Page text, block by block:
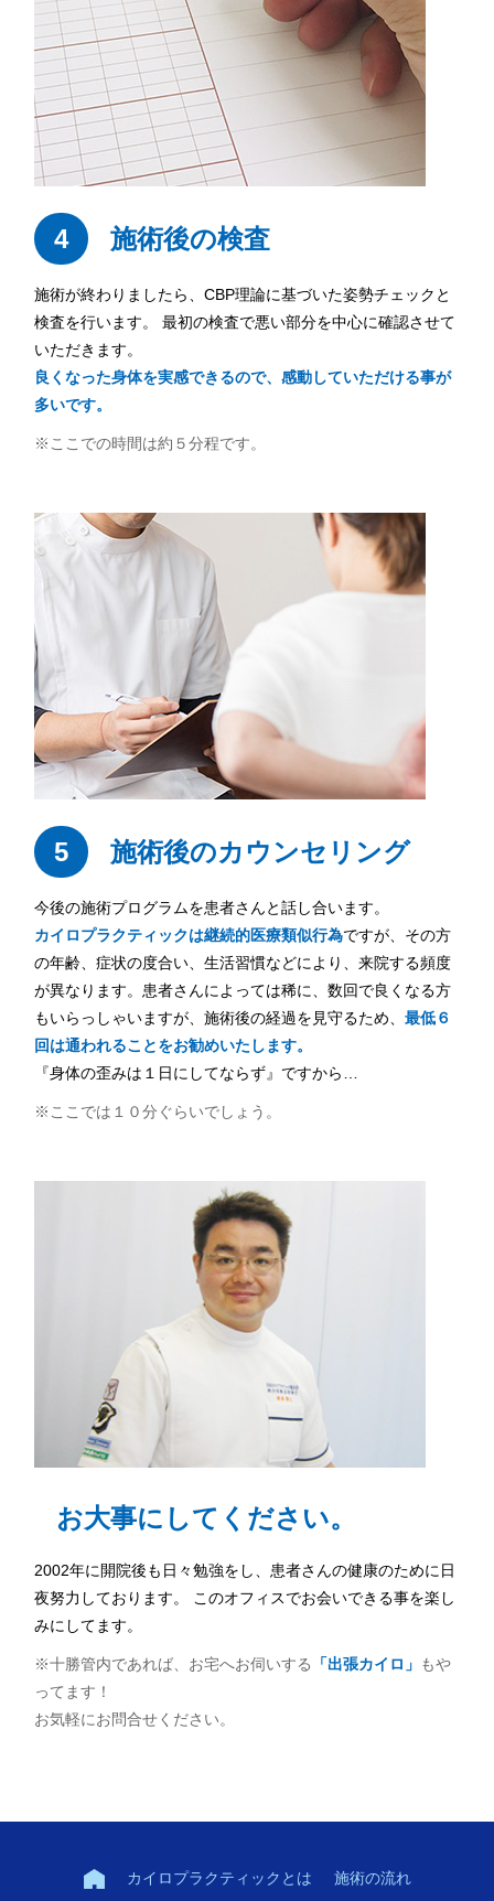
4 施術後の検査
施術が終わりましたら、CBP理論に基づいた姿勢チェックと
検査を行います。 最初の検査で悪い部分を中心に確認させて
いただきます。
良くなった身体を実感できるので、感動していただける事が
多いです。
※ここでの時間は約５分程です。
5 施術後のカウンセリング
今後の施術プログラムを患者さんと話し合います。
カイロプラクティックは継続的医療類似行為ですが、その方
の年齢、症状の度合い、生活習慣などにより、来院する頻度
が異なります。患者さんによっては稀に、数回で良くなる方
もいらっしゃいますが、施術後の経過を見守るため、最低６
回は通われることをお勧めいたします。
『身体の歪みは１日にしてならず』ですから…
※ここでは１０分ぐらいでしょう。
お大事にしてください。
2002年に開院後も日々勉強をし、患者さんの健康のために日
夜努力しております。 このオフィスでお会いできる事を楽し
みにしてます。
※十勝管内であれば、お宅へお伺いする 「出張カイロ」 もや
ってます！
お気軽にお問合せください。
カイロプラクティックとは 施術の流れ